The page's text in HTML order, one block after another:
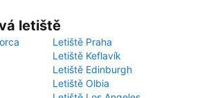
letiště
Letiště Praha
Letiště Keflavík
Letiště Edinburgh
Letiště Olbia